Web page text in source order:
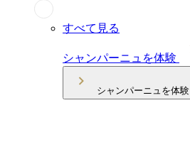
すべて見る
シャンパーニュを体験
シャンパーニュを体験